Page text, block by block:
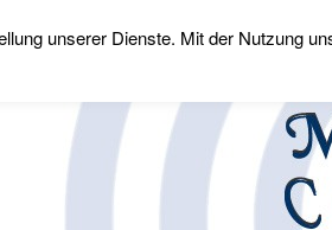
MichSoft Consulting
unserer Dienste. Mit der Nutzung